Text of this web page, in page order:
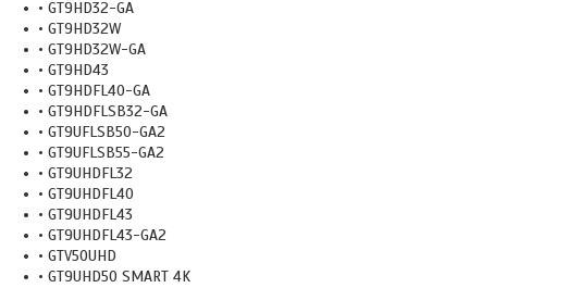
• GT9HD32-GA
• GT9HD32W
• GT9HD32W-GA
• GT9HD43
• GT9HDFL40-GA
• GT9HDFLSB32-GA
• GT9UFLSB50-GA2
• GT9UFLSB55-GA2
• GT9UHDFL32
• GT9UHDFL40
• GT9UHDFL43
• GT9UHDFL43-GA2
• GTV50UHD
• GT9UHD50 SMART 4K